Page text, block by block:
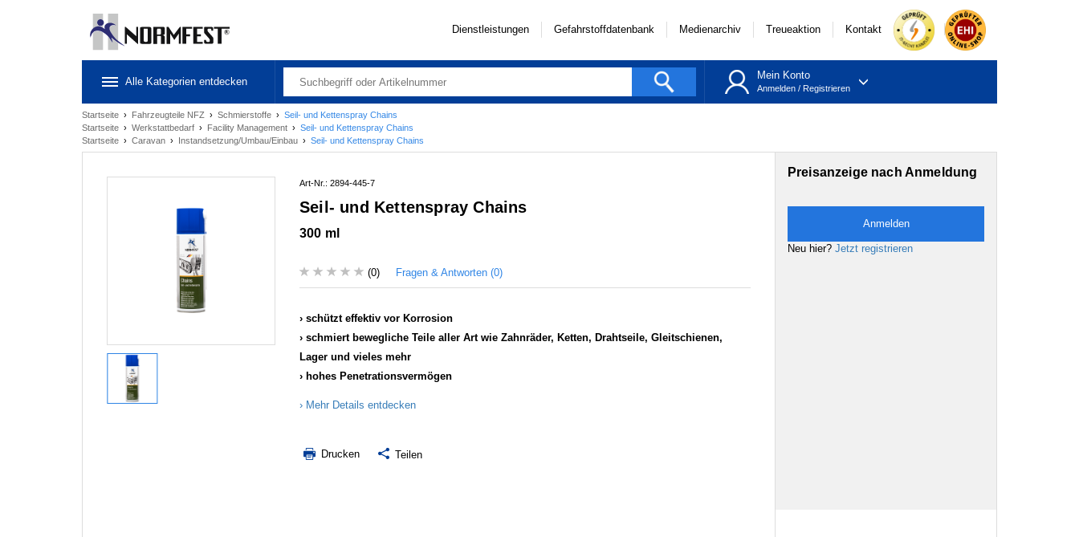
Dienstleistungen Gefahrstoffdatenbank Medienarchiv Treueaktion Kontakt
Alle Kategorien entdecken
Mein Konto
Anmelden / Registrieren
Startseite › Fahrzeugteile NFZ › Schmierstoffe › Seil- und Kettenspray Chains
Startseite › Werkstattbedarf › Facility Management › Seil- und Kettenspray Chains
Startseite › Caravan › Instandsetzung/Umbau/Einbau › Seil- und Kettenspray Chains
Art-Nr.: 2894-445-7
Seil- und Kettenspray Chains
300 ml
(0) Fragen & Antworten (0)
schützt effektiv vor Korrosion
schmiert bewegliche Teile aller Art wie Zahnräder, Ketten, Drahtseile, Gleitschienen,
Lager und vieles mehr
hohes Penetrationsvermögen
Mehr Details entdecken
Drucken Teilen
Preisanzeige nach Anmeldung
Anmelden
Neu hier? Jetzt registrieren